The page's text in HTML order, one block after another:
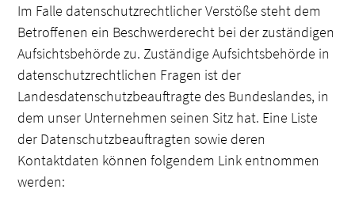
Im Falle datenschutzrechtlicher Verstöße steht dem
Betroffenen ein Beschwerderecht bei der zuständigen
Aufsichtsbehörde zu. Zuständige Aufsichtsbehörde in
datenschutzrechtlichen Fragen ist der
Landesdatenschutzbeauftragte des Bundeslandes, in
dem unser Unternehmen seinen Sitz hat. Eine Liste
der Datenschutzbeauftragten sowie deren
Kontaktdaten können folgendem Link entnommen
werden: